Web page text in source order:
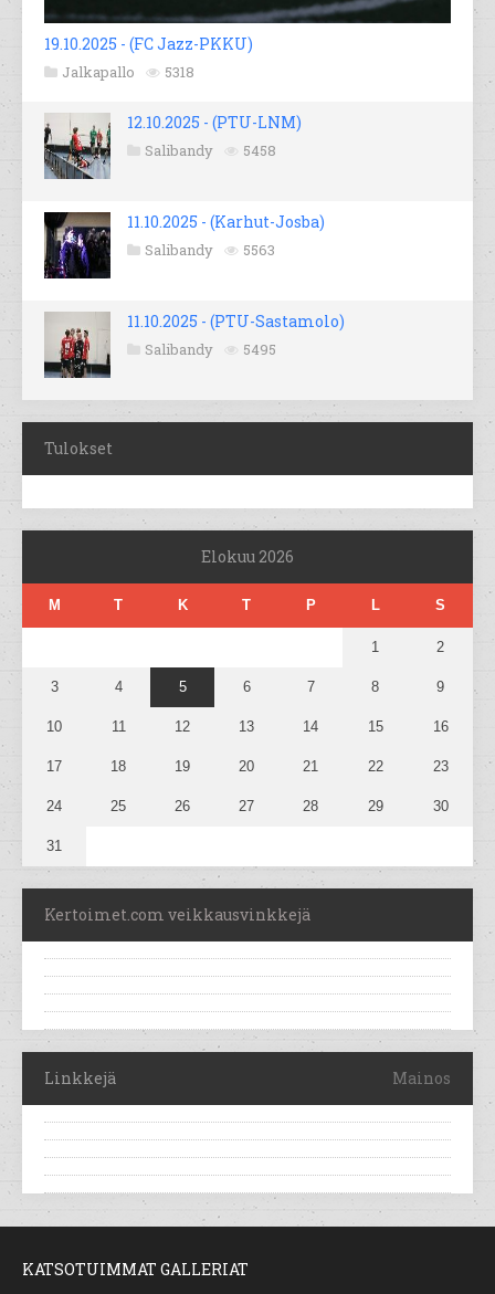
19.10.2025 - (FC Jazz-PKKU)
Jalkapallo 5318
12.10.2025 - (PTU-LNM)
Salibandy 5458
11.10.2025 - (Karhut-Josba)
Salibandy 5563
11.10.2025 - (PTU-Sastamolo)
Salibandy 5495
Tulokset
Elokuu 2026
M T K T P L S
1 2
3 4 5 6 7 8 9
10 11 12 13 14 15 16
17 18 19 20 21 22 23
24 25 26 27 28 29 30
31
Kertoimet.com veikkausvinkkejä
Linkkejä Mainos
KATSOTUIMMAT GALLERIAT